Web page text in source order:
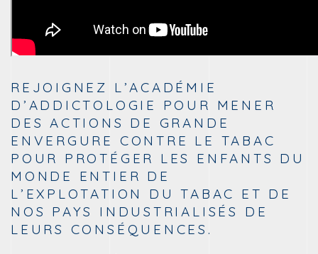
REJOIGNEZ L’ACADÉMIE
D’ADDICTOLOGIE POUR MENER
DES ACTIONS DE GRANDE
ENVERGURE CONTRE LE TABAC
POUR PROTÉGER LES ENFANTS DU
MONDE ENTIER DE
L’EXPLOTATION DU TABAC ET DE
NOS PAYS INDUSTRIALISÉS DE
LEURS CONSÉQUENCES.